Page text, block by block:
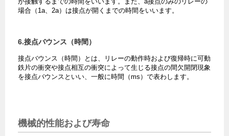
場合（1a、2a）は接点が開くまでの時間をいいます。
6.接点バウンス（時間）
接点バウンス（時間）とは、リレーの動作時および復帰時に可動
鉄片の衝突や接点相互の衝突によって生じる接点の間欠開閉現象
を接点バウンスといい、一般に時間（ms）で表わします。
機械的性能および寿命